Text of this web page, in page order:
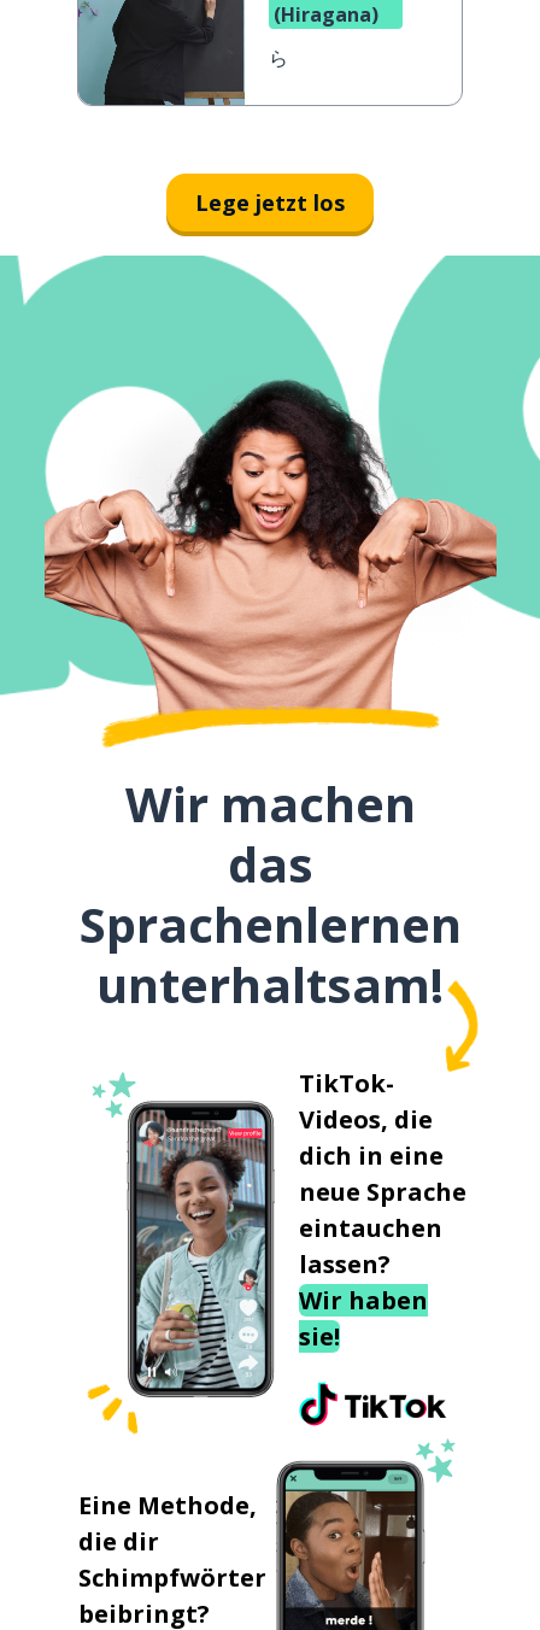
(Hiragana)
ら
Lege jetzt los
Wir machen
das
Sprachenlernen
unterhaltsam!
TikTok-
Videos, die
dich in eine
neue Sprache
eintauchen
lassen?
Wir haben
sie!
Eine Methode,
die dir
Schimpfwörter
beibringt?